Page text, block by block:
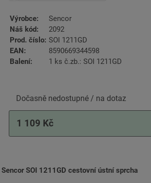
Výrobce:
Sencor
Náš kód:
2092
Prod. číslo: SOI 1211GD
EAN:
8590669344598
Balení:
1 ks č.zb.: SOI 1211GD
Dočasně nedostupné / na dotaz
1 109 Kč
Sencor SOI 1211GD cestovní ústní sprcha